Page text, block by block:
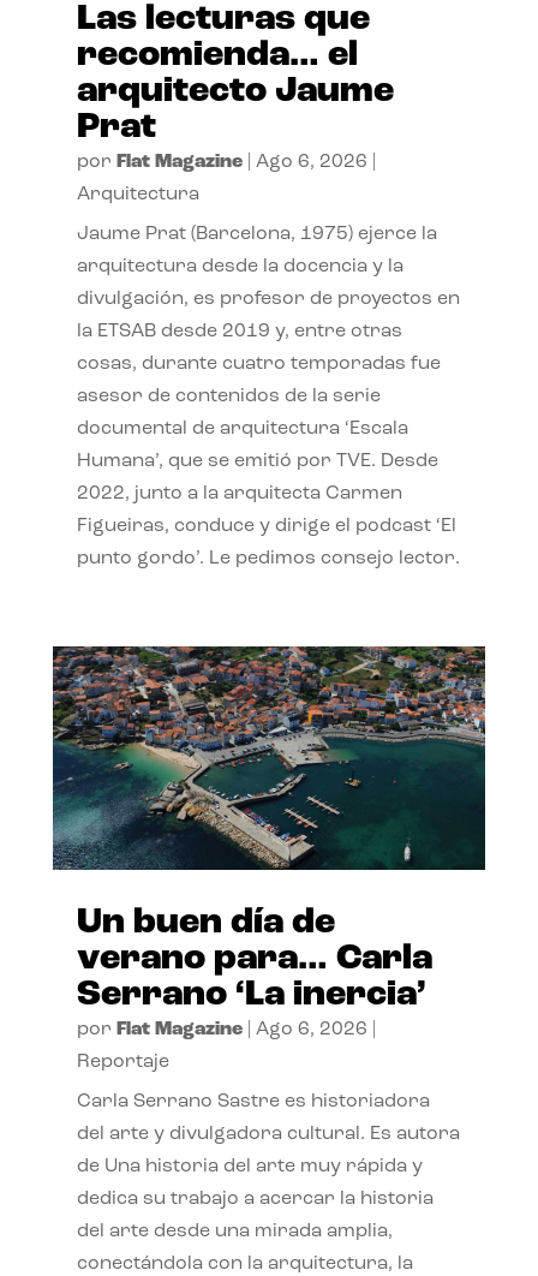
Las lecturas que
recomienda… el
arquitecto Jaume
Prat
por Flat Magazine| Ago 6, 2026
Arquitectura
Jaume Prat (Barcelona, 1975) ejerce la
arquitectura desde la docencia y la
divulgación, es profesor de proyectos en
la ETSAB desde 2019 y, entre otras
cosas, durante cuatro temporadas fue
asesor de contenidos de la serie
documental de arquitectura ‘Escala
Humana’, que se emitió por TVE. Desde
2022, junto a la arquitecta Carmen
Figueiras, conduce y dirige el podcast ‘El
punto gordo’. Le pedimos consejo lector.
Un buen día de
verano para… Carla
Serrano ‘La inercia’
por Flat Magazine| Ago 6, 2026
Reportaje
Carla Serrano Sastre es historiadora
del arte y divulgadora cultural. Es autora
de Una historia del arte muy rápida y
dedica su trabajo a acercar la historia
del arte desde una mirada amplia,
conectándola con la arquitectura, la